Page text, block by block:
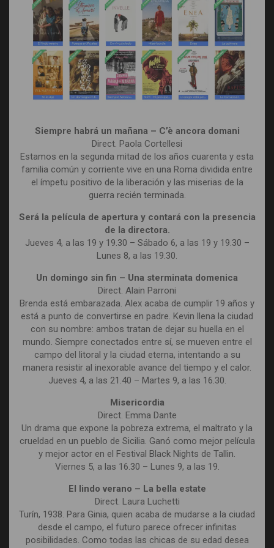
Siempre habrá un mañana – C’è ancora domani
Direct. Paola Cortellesi
Estamos en la segunda mitad de los años cuarenta y esta
familia común y corriente vive en una Roma dividida entre
el ímpetu positivo de la liberación y las miserias de la
guerra recién terminada.
Será la película de apertura y contará con la presencia
de la directora.
Jueves 4, a las 19 y 19.30 – Sábado 6, a las 19 y 19.30 –
Lunes 8, a las 19.30.
Un domingo sin fin – Una sterminata domenica
Direct. Alain Parroni
Brenda está embarazada. Alex acaba de cumplir 19 años y
está a punto de convertirse en padre. Kevin llena la ciudad
con su nombre: ambos tratan de dejar su huella en el
mundo. Siempre conectados entre sí, se mueven entre el
campo del litoral y la ciudad eterna, intentando a su
manera resistir al inexorable avance del tiempo y el calor.
Jueves 4, a las 21.40 – Martes 9, a las 16.30.
Misericordia
Direct. Emma Dante
Un drama que expone la pobreza extrema, el maltrato y la
crueldad en un pueblo de Sicilia. Ganó como mejor película
y mejor actor en el Festival Black Nights de Tallin.
Viernes 5, a las 16.30 – Lunes 9, a las 19.
El lindo verano – La bella estate
Direct. Laura Luchetti
Turín, 1938. Para Ginia, quien acaba de mudarse a la ciudad
desde el campo, el futuro parece ofrecer infinitas
posibilidades. Como todas las chicas de su edad desea